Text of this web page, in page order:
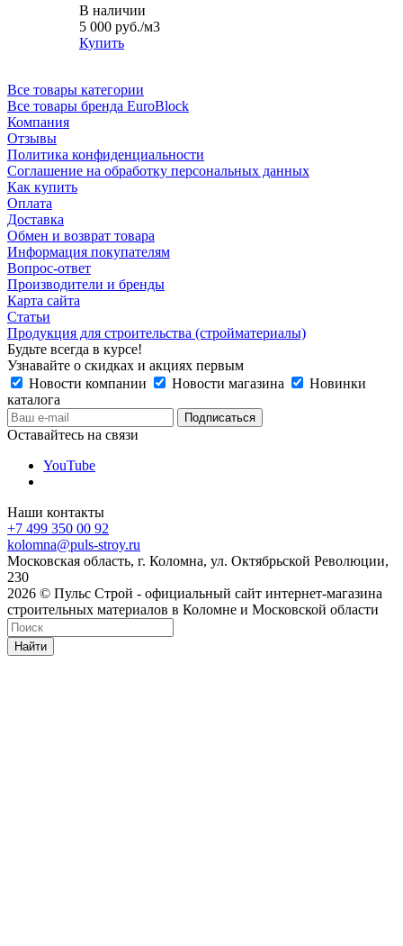
В наличии
5 000 руб./м3
Купить
Все товары категории
Все товары бренда EuroBlock
Компания
Отзывы
Политика конфиденциальности
Соглашение на обработку персональных данных
Как купить
Оплата
Доставка
Обмен и возврат товара
Информация покупателям
Вопрос-ответ
Производители и бренды
Карта сайта
Статьи
Продукция для строительства (стройматериалы)
Будьте всегда в курсе!
Узнавайте о скидках и акциях первым
Новости компании
Новости магазина
Новинки
каталога
Оставайтесь на связи
YouTube
Наши контакты
+7 499 350 00 92
kolomna@puls-stroy.ru
Московская область, г. Коломна, ул. Октябрьской Революции,
230
2026 © Пульс Строй - официальный сайт интернет-магазина
строительных материалов в Коломне и Московской области
Найти